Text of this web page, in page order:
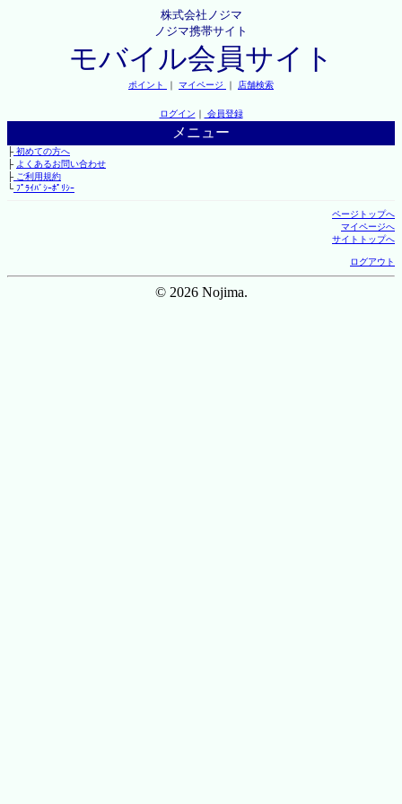
株式会社ノジマ
ノジマ携帯サイト
モバイル会員サイト
ポイント ｜ マイページ ｜ 店舗検索
ログイン ｜ 会員登録
メニュー
├初めての方へ
├ よくあるお問い合わせ
├ご利用規約
└ﾌﾟﾗｲﾊﾞｼｰﾎﾟﾘｼｰ
ページトップへ
マイページへ
サイトトップへ
ログアウト
© 2026 Nojima.